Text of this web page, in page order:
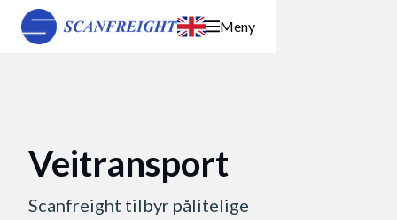
Meny
Veitransport
Scanfreight tilbyr pålitelige